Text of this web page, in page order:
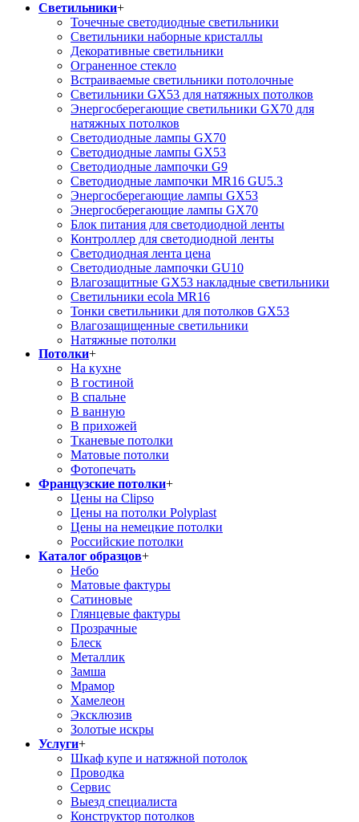
Светильники+
Точечные светодиодные светильники
Светильники наборные кристаллы
Декоративные светильники
Ограненное стекло
Встраиваемые светильники потолочные
Светильники GX53 для натяжных потолков
Энергосберегающие светильники GX70 для
натяжных потолков
Светодиодные лампы GX70
Светодиодные лампы GX53
Светодиодные лампочки G9
Светодиодные лампочки MR16 GU5.3
Энергосберегающие лампы GX53
Энергосберегающие лампы GX70
Блок питания для светодиодной ленты
Контроллер для светодиодной ленты
Светодиодная лента цена
Светодиодные лампочки GU10
Влагозащитные GX53 накладные светильники
Светильники ecola MR16
Тонки светильники для потолков GX53
Влагозащищенные светильники
Натяжные потолки
Потолки+
На кухне
В гостиной
В спальне
В ванную
В прихожей
Тканевые потолки
Матовые потолки
Фотопечать
Французские потолки+
Цены на Clipso
Цены на потолки Polyplast
Цены на немецкие потолки
Российские потолки
Каталог образцов+
Небо
Матовые фактуры
Сатиновые
Глянцевые фактуры
Прозрачные
Блеск
Металлик
Замша
Мрамор
Хамелеон
Эксклюзив
Золотые искры
Услуги+
Шкаф купе и натяжной потолок
Проводка
Сервис
Выезд специалиста
Конструктор потолков